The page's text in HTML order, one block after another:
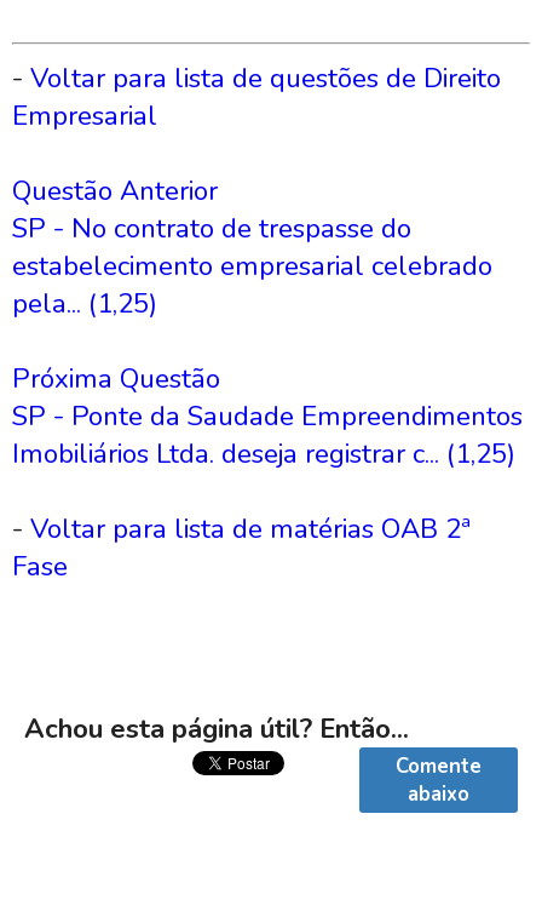
- Voltar para lista de questões de Direito
Empresarial
Questão Anterior
SP - No contrato de trespasse do
estabelecimento empresarial celebrado
pela... (1,25)
Próxima Questão
SP - Ponte da Saudade Empreendimentos
Imobiliários Ltda. deseja registrar c... (1,25)
- Voltar para lista de matérias OAB 2ª
Fase
Achou esta página útil? Então...
Comente
abaixo